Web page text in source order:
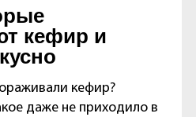
кефир и
кефир?
даже не приходило в